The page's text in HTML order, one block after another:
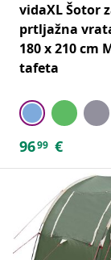
vidaXL Šotor
prtljažna
180 x 210 cm
tafeta
9699 €